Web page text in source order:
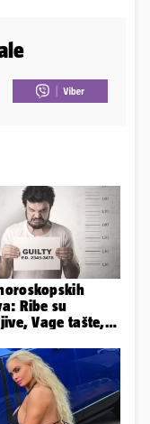
Ribe su
Vage tašte,